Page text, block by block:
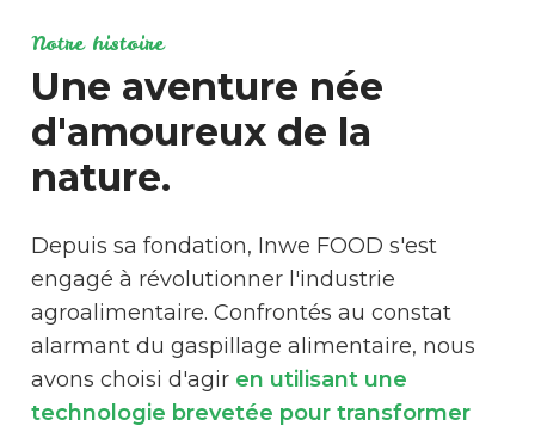
Notre histoire
Une aventure née
d'amoureux de la
nature.
Depuis sa fondation, Inwe FOOD s'est
engagé à révolutionner l'industrie
agroalimentaire. Confrontés au constat
alarmant du gaspillage alimentaire, nous
avons choisi d'agir en utilisant une
technologie brevetée pour transformer